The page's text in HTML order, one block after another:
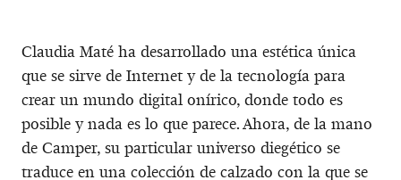
Claudia Maté ha desarrollado una estética única
que se sirve de Internet y de la tecnología para
crear un mundo digital onírico, donde todo es
posible y nada es lo que parece. Ahora, de la mano
de Camper, su particular universo diegético se
traduce en una colección de calzado con la que se